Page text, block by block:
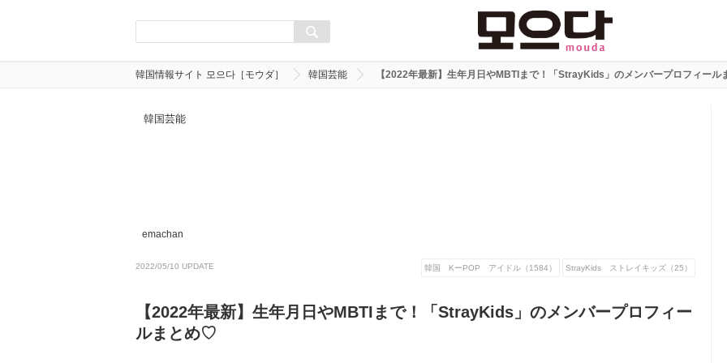
韓国情報サイト 모으다［モウダ］ 韓国芸能 【2022年最新】生年月日やMBTIまで！「StrayKids」のメンバープロフィー
韓国芸能
emachan
2022/05/10 UPDATE 韓国 KーPOP アイドル（1584） StrayKids ストレイキッズ（25）
【2022年最新】生年月日やMBTIまで！「StrayKids」のメンバープロフィー
ルまとめ♡